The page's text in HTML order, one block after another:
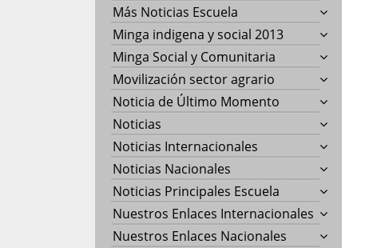
Más Noticias Escuela
Minga indigena y social 2013
Minga Social y Comunitaria
Movilización sector agrario
Noticia de Último Momento
Noticias
Noticias Internacionales
Noticias Nacionales
Noticias Principales Escuela
Nuestros Enlaces Internacionales
Nuestros Enlaces Nacionales